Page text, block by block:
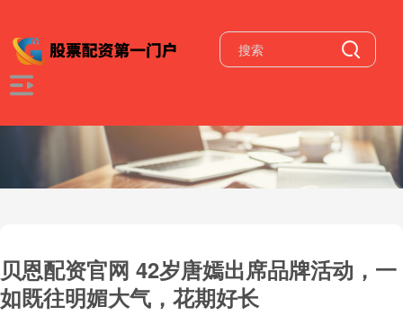
贝恩配资官网 42岁唐嫣出席品牌活动，一
如既往明媚大气，花期好长